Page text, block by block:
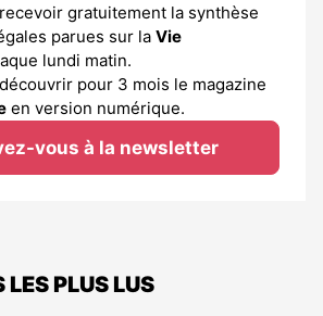
gratuitement la synthèse
parues sur la Vie
lundi matin.
pour 3 mois le magazine
en version numérique.
vous à la newsletter
LES PLUS LUS